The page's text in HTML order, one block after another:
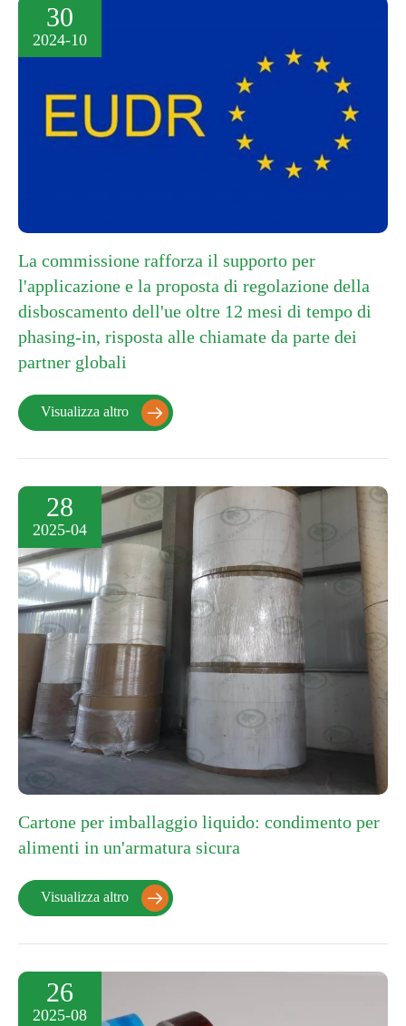
30
2024-10
La commissione rafforza il supporto per
l'applicazione e la proposta di regolazione della
disboscamento dell'ue oltre 12 mesi di tempo di
phasing-in, risposta alle chiamate da parte dei
partner globali
Visualizza altro 
28
2025-04
Cartone per imballaggio liquido: condimento per
alimenti in un'armatura sicura
Visualizza altro 
26
2025-08